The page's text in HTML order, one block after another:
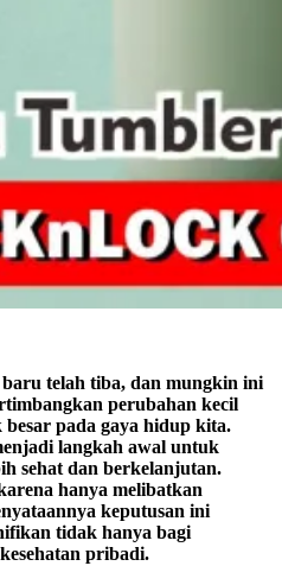
telah tiba, dan mungkin ini
perubahan kecil
pada gaya hidup kita.
langkah awal untuk
sehat dan berkelanjutan.
hanya melibatkan
keputusan ini
tidak hanya bagi
pribadi.